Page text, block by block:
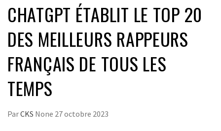
CHATGPT ÉTABLIT LE TOP 20
DES MEILLEURS RAPPEURS
FRANÇAIS DE TOUS LES
TEMPS
ParCKS None 27 octobre 2023